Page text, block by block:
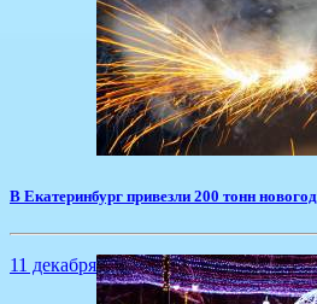
В Екатеринбург привезли 200 тонн
11 декабря